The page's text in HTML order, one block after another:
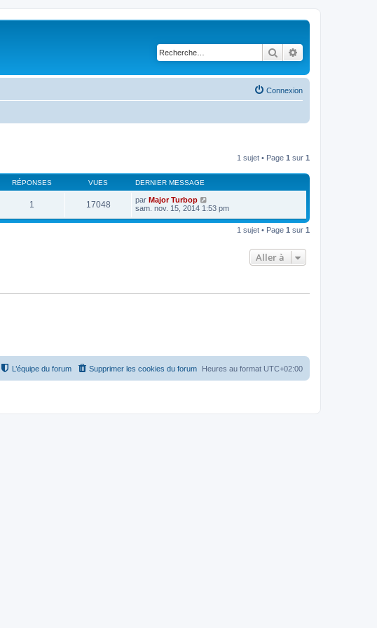
Rechercher
Connexion
1 sujet • Page 1 sur 1
RÉPONSES VUES DERNIER MESSAGE
1 17048 par Major Turbop
sam. nov. 15, 2014 1:53 pm
1 sujet • Page 1 sur 1
Aller à
Heures au format UTC+02:00
Supprimer les cookies du forum
L’équipe du forum